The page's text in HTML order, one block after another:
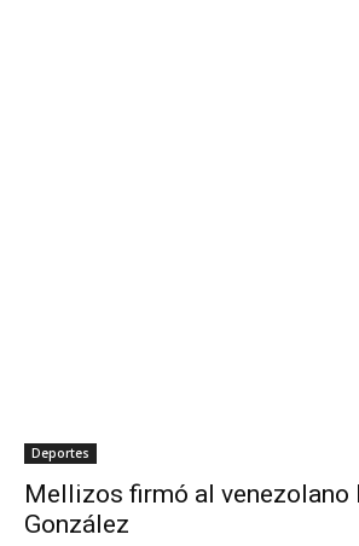
Deportes
Mellizos firmó al venezolano
González